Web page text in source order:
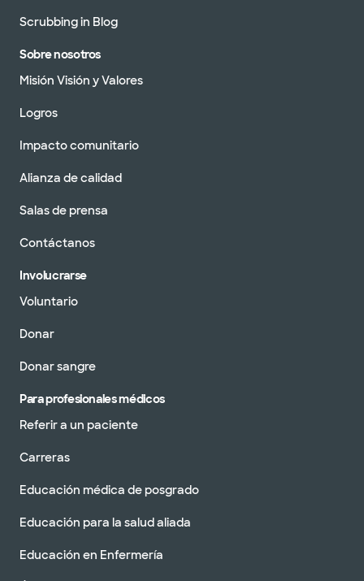
Scrubbing in Blog
Sobre nosotros
Misión Visión y Valores
Logros
Impacto comunitario
Alianza de calidad
Salas de prensa
Contáctanos
Involucrarse
Voluntario
Donar
Donar sangre
Para profesionales médicos
Referir a un paciente
Carreras
Educación médica de posgrado
Educación para la salud aliada
Educación en Enfermería